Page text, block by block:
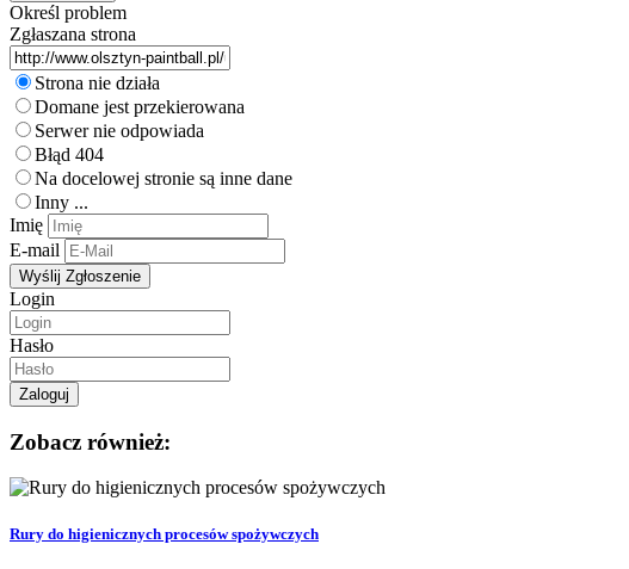
Określ problem
Zgłaszana strona
Strona nie działa
Domane jest przekierowana
Serwer nie odpowiada
Błąd 404
Na docelowej stronie są inne dane
Inny ...
Imię
E-mail
Login
Hasło
Zobacz również:
Rury do higienicznych procesów spożywczych